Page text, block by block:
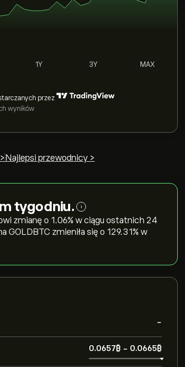
1Y 3Y MAX
przez
wyników
Najlepsi przewodnicy >
tygodniu. i
zmianę o ‎1.06‎% w ciągu ostatnich 24
zmieniła się o ‎129.31‎% w
-
0.0657‎₿‎ - 0.0665‎₿‎